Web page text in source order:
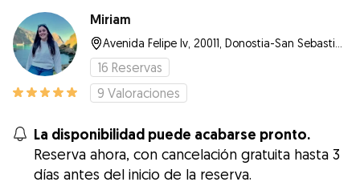
Miriam
16 Reservas
9 Valoraciones
La disponibilidad puede acabarse pronto.
Reserva ahora, con cancelación gratuita hasta 3
días antes del inicio de la reserva.